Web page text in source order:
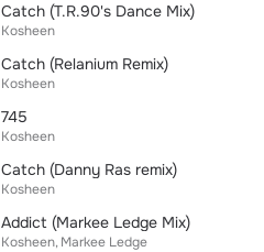
Catch (T.R.90's Dance Mix)
Kosheen
Catch (Relanium Remix)
Kosheen
745
Kosheen
Catch (Danny Ras remix)
Kosheen
Addict (Markee Ledge Mix)
Kosheen Markee Ledge